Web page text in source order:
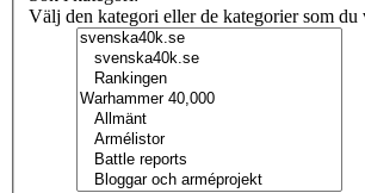
Välj den kategori eller de kategorier som